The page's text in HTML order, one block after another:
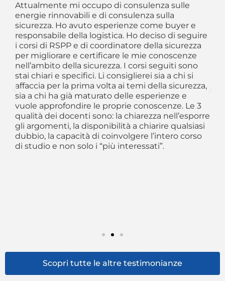
Attualmente mi occupo di consulenza sulle
energie rinnovabili e di consulenza sulla
sicurezza. Ho avuto esperienze come buyer e
responsabile della logistica. Ho deciso di seguire
i corsi di RSPP e di coordinatore della sicurezza
per migliorare e certificare le mie conoscenze
nell’ambito della sicurezza. I corsi seguiti sono
stai chiari e specifici. Li consiglierei sia a chi si
affaccia per la prima volta ai temi della sicurezza,
sia a chi ha già maturato delle esperienze e
vuole approfondire le proprie conoscenze. Le 3
qualità dei docenti sono: la chiarezza nell’esporre
gli argomenti, la disponibilità a chiarire qualsiasi
dubbio, la capacità di coinvolgere l’intero corso
di studio e non solo i “più interessati”.
Scopri tutte le altre testimonianze